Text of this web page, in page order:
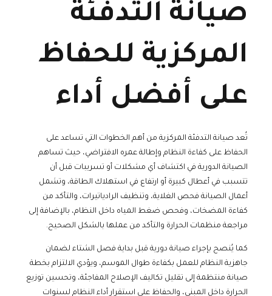
صيانة التدفئة
المركزية للحفاظ
على أفضل أداء
تُعد صيانة التدفئة المركزية من أهم الخطوات التي تساعد على
الحفاظ على كفاءة النظام وإطالة عمره الافتراضي، حيث تساهم
الصيانة الدورية في اكتشاف أي مشكلات أو تسريبات قبل أن
تتسبب في أعطال كبيرة أو ارتفاع في استهلاك الطاقة، وتشمل
أعمال الصيانة فحص الغلاية، وتنظيف الرادياتيرات، والتأكد من
كفاءة المضخات، وفحص ضغط المياه داخل النظام، بالإضافة إلى
مراجعة منظمات الحرارة والتأكد من عملها بالشكل الصحيح.
كما يُنصح بإجراء صيانة دورية قبل بداية فصل الشتاء لضمان
جاهزية النظام للعمل بكفاءة طوال الموسم، ويؤدي الالتزام بخطة
صيانة منتظمة إلى تقليل تكاليف الإصلاح المفاجئة، وتحسين توزيع
الحرارة داخل المبنى، والحفاظ على استقرار أداء النظام لسنوات